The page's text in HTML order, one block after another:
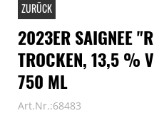
ZURÜCK
2023ER SAIGNEE
TROCKEN, 13,5 %
750 ML
Art.Nr.:68483